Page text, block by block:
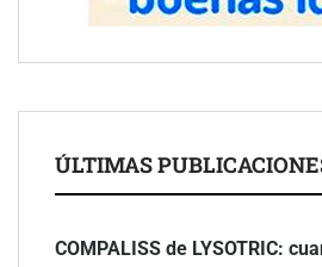
ÚLTIMAS
COMPALISS de LYSOTRIC: